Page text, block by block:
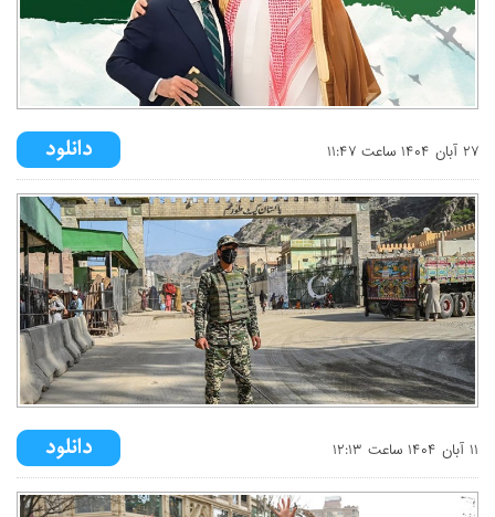
۲۷ آبان ۱۴۰۴ ساعت ۱۱:۴۷
۱۱ آبان ۱۴۰۴ ساعت ۱۲:۱۳